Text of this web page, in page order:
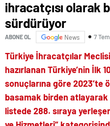
ihracatçısı olarak
sürdürüyor
ABONE OL News 7
Türkiye İhracatçılar
hazırlanan Türkiye’nin İlk
sonuçlarına göre 2023’te
basamak birden
listede 288. sıraya